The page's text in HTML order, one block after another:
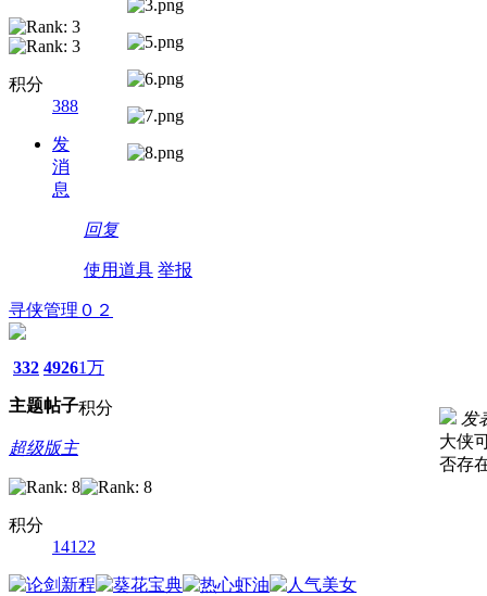
积分
388
发
消
息
回复
使用道具 举报
寻侠管理０２
332
主题
4926
帖子
1万
积分
超级版主
积分
14122
发
大侠
否存